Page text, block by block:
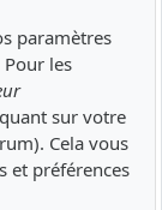
paramètres
les
sur votre
Cela vous
et préférences